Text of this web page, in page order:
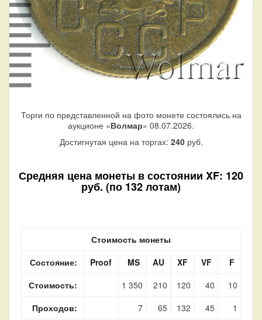
Торги по представленной на фото монете состоялись на
аукционе «Волмар» 08.07.2026.
Достигнутая цена на торгах: 240руб.
Средняя цена монеты в состоянии XF: 120
руб. (по 132 лотам)
Стоимость монеты
Состояние:
Proof MS AU XF VF
F
Стоимость:
1 350 210 120 40
10
Проходов:
7 65 132 45 1